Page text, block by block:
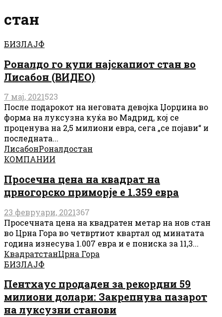
стан
БИЗЛАЈФ
Роналдо го купи најскапиот стан во
Лисабон (ВИДЕО)
7 мај, 2021523
После подарокот на неговата девојка Џорџина во
форма на луксузна куќа во Мадрид, кој се
проценува на 2,5 милиони евра, сега „се појави“ и
последната...
ЛисабонРоналдостан
КОМПАНИИ
Просечна цена на квадрат на
црногорско приморје е 1.359 евра
23 февруари, 2021367
Просечната цена на квадратен метар на нов стан
во Црна Гора во четвртиот квартал од минатата
година изнесува 1.007 евра и е пониска за 11,3...
КвадратстанЦрна Гора
БИЗЛАЈФ
Пентхаус продаден за рекордни 59
милиони долари: Закрепнува пазарот
на луксузни станови